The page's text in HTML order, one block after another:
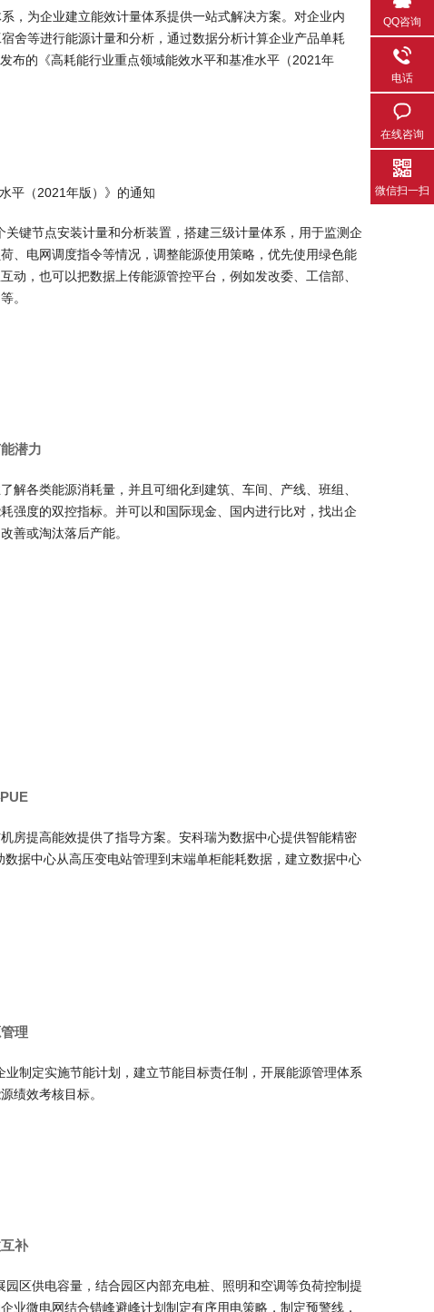
，为企业建立能效计量体系提供一站式解决方案。对企业内
舍等进行能源计量和分析，通过数据分析计算企业产品单耗
布的《高耗能行业重点领域能效水平和基准水平（2021年
平（2021年版）》的通知
键节点安装计量和分析装置，搭建三级计量体系，用于监测企
、电网调度指令等情况，调整能源使用策略，优先使用绿色能
，也可以把数据上传能源管控平台，例如发改委、工信部、
。
潜力
各类能源消耗量，并且可细化到建筑、车间、产线、班组、
强度的双控指标。并可以和国际现金、国内进行比对，找出企
善或淘汰落后产能。
房提高能效提供了指导方案。安科瑞为数据中心提供智能精密
据中心从高压变电站管理到末端单柜能耗数据，建立数据中心
理
制定实施节能计划，建立节能目标责任制，开展能源管理体系
绩效考核目标。
补
区供电容量，结合园区内部充电桩、照明和空调等负荷控制提
微电网结合错峰避峰计划制定有序用电策略，制定预警线，
QQ咨询
电话
在线咨询
微信扫一扫